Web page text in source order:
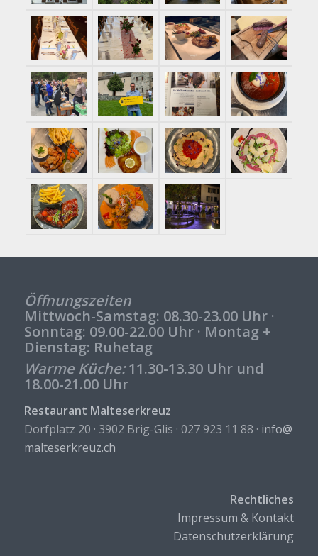
Öff­nungs­zei­ten
Mitt­woch-Sams­tag: 08.30-23.00 Uhr ·
Sonn­tag: 09.00-22.00 Uhr · Mon­tag +
Diens­tag: Ru­he­tag
Warme Küche:11.30-13.30 Uhr und
18.00-21.00 Uhr
Re­stau­rant Mal­te­ser­kreuz
Dorf­platz 20 · 3902 Brig-Glis · 027 923 11 88 · info@​
mal​tese​rkre​uz.​ch
Recht­li­ches
Im­pres­sum & Kon­takt
Da­ten­schutz­er­klä­rung